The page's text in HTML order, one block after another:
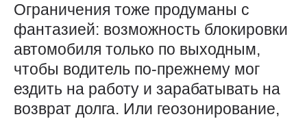
Ограничения тоже продуманы с
фантазией: возможность блокировки
автомобиля только по выходным,
чтобы водитель по-прежнему мог
ездить на работу и зарабатывать на
возврат долга. Или геозонирование,